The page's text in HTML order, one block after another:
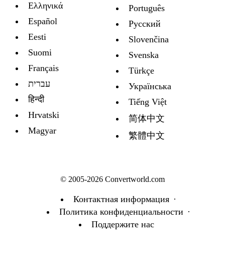
Ελληνικά
Español
Eesti
Suomi
Français
עברית
हिन्दी
Hrvatski
Magyar
Português
Русский
Slovenčina
Svenska
Türkçe
Украïнська
Tiếng Việt
简体中文
繁體中文
© 2005-2026 Convertworld.com
Контактная информация
Политика конфиденциальности
Поддержите нас